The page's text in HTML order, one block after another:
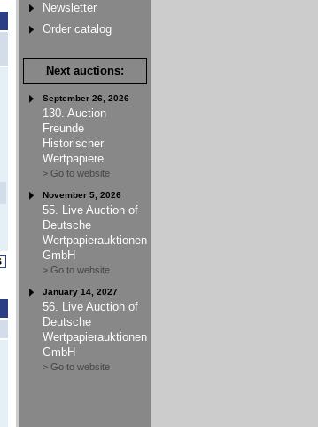
Newsletter
Order catalog
Next auctions:
September 26, 2026
130. Auction
Freunde
Historischer
Wertpapiere
> Go to website
November 5, 2026
55. Live Auction of
Deutsche
Wertpapierauktionen
GmbH
> Go to website
January 14, 2027
56. Live Auction of
Deutsche
Wertpapierauktionen
GmbH
> Go to website